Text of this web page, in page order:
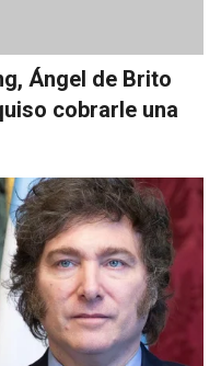
Ángel de Brito
cobrarle una